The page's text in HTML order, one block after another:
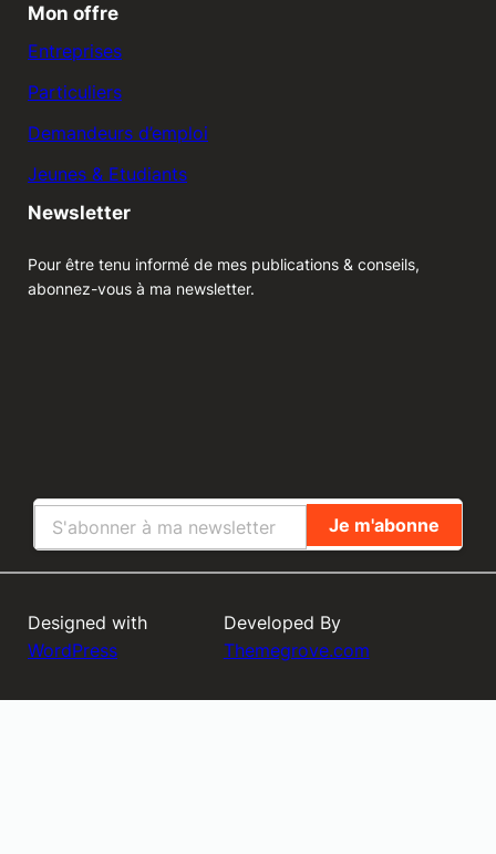
Mon offre
Entreprises
Particuliers
Demandeurs d’emploi
Jeunes & Etudiants
Newsletter
Pour être tenu informé de mes publications & conseils,
abonnez-vous à ma newsletter.
Designed with
WordPress
Developed By
Themegrove.com